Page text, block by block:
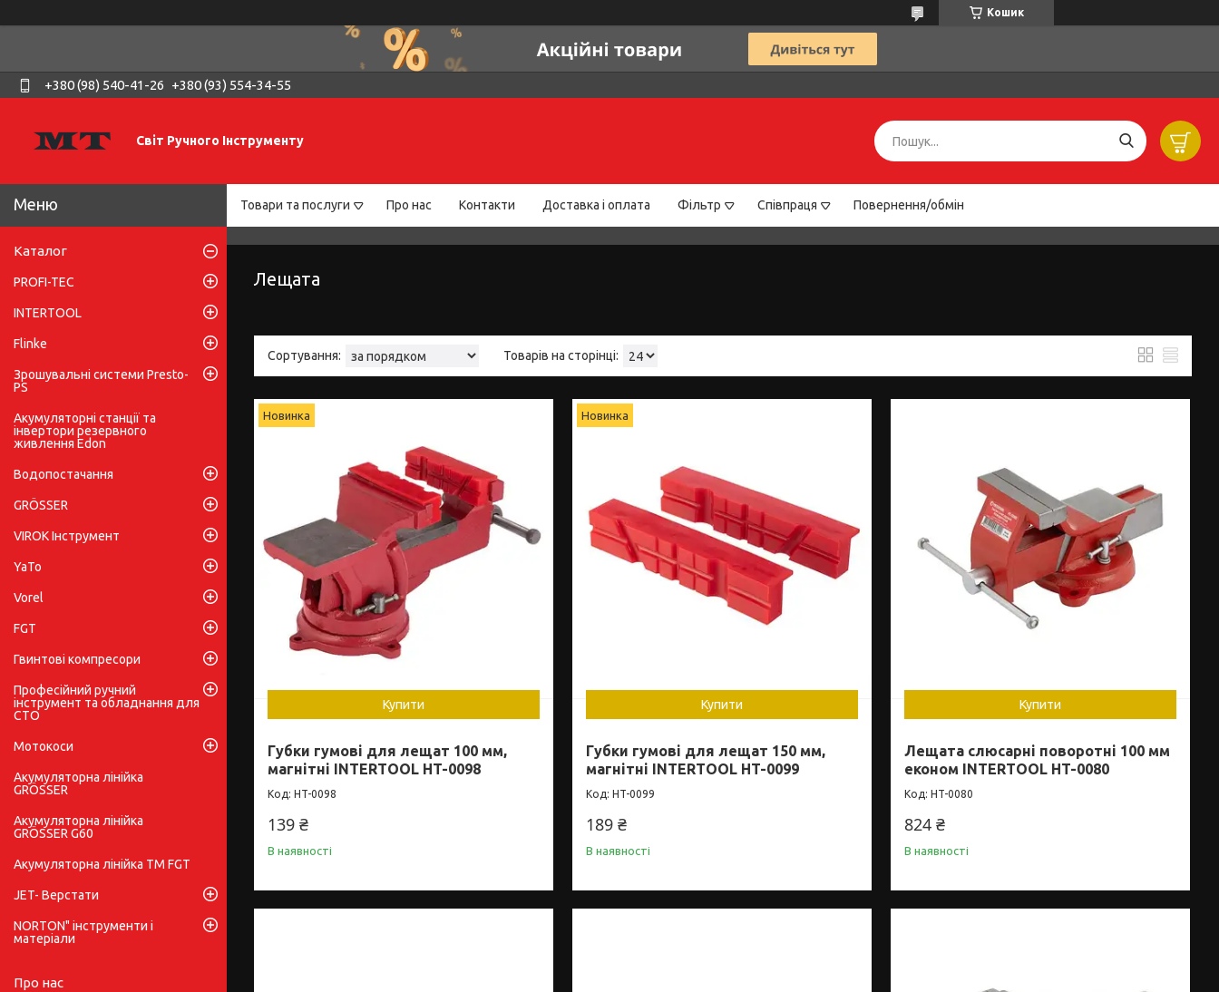
Кошик
+380 (98) 540-41-26 +380 (93) 554-34-55
Світ Ручного Інструменту
Товари та послуги Про нас Контакти Доставка і оплата Фільтр Співпраця Повернення/обмін
Лещата
Новинка
Купити
Губки гумові для лещат 100 мм,
магнітні INTERTOOL HT-0098
HT-0098
139 ₴
В наявності
Новинка
Купити
Губки гумові для лещат 150 мм,
магнітні INTERTOOL HT-0099
HT-0099
189 ₴
В наявності
Купити
Лещата слюсарні поворотні 100 мм
економ INTERTOOL HT-0080
HT-0080
824 ₴
В наявності
Каталог
PROFI-TEC
INTERTOOL
Flinke
Зрошувальні системи Presto-
PS
Акумуляторні станції та
інвертори резервного
живлення Edon
Водопостачання
GRÖSSER
VIROK Інструмент
YaTo
Vorel
FGT
Гвинтові компресори
Професійний ручний
інструмент та обладнання для
СТО
Мотокоси
Акумуляторна лінійка
GRÖSSER
Акумуляторна лінійка
GRÖSSER G60
Акумуляторна лінійка ТМ FGT
JET- Верстати
NORTON" інструменти і
матеріали
Про нас